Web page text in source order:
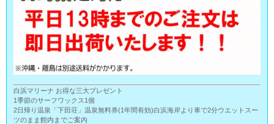
白浜マリーナ お得な三大プレゼント
1季節のサーフワックス1個
2日帰り温泉「下田荘」温泉無料券(1年間有効)白浜海岸より車で2分ウエットスー
ツのまま館内までご案内